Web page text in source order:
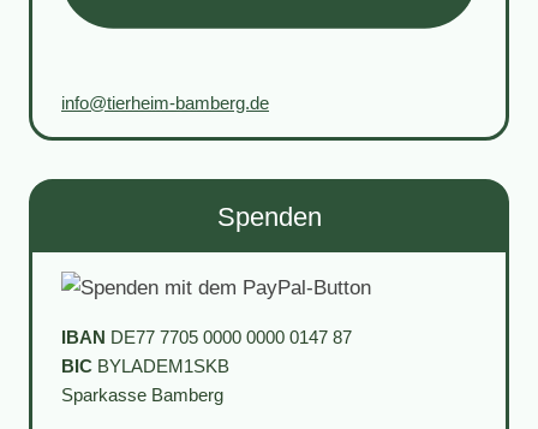
info@tierheim-bamberg.de
Spenden
IBAN DE77 7705 0000 0000 0147 87
BIC BYLADEM1SKB
Sparkasse Bamberg